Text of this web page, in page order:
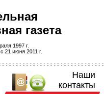
газета
1997 г.
21 июня 2011 г.
Наши
контакты